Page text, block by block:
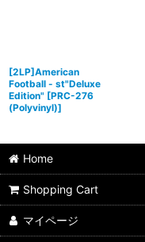
[2LP]American
Football - st"Deluxe
Edition" [PRC-276
(Polyvinyl)]
Home
Shopping Cart
マイページ